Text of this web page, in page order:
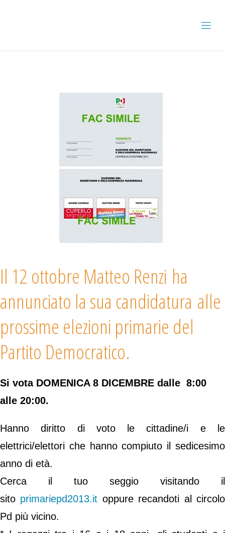
Il 12 ottobre Matteo Renzi ha
annunciato la sua candidatura alle
prossime elezioni primarie del
Partito Democratico.
Si vota DOMENICA 8 DICEMBRE dalle 8:00
alle 20:00.
Hanno diritto di voto le cittadine/i e le
elettrici/elettori che hanno compiuto il sedicesimo
anno di età.
Cerca il tuo seggio visitando il
sito primariepd2013.it oppure recandoti al circolo
Pd più vicino.